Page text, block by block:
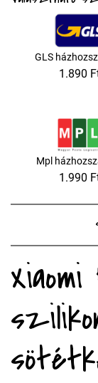
GLS
1.890
Mpl
1.990